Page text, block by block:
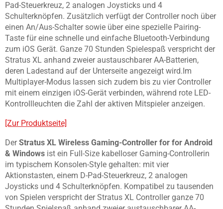
Pad-Steuerkreuz, 2 analogen Joysticks und 4
Schulterknöpfen. Zusätzlich verfügt der Controller noch über
einen An/Aus-Schalter sowie über eine spezielle Pairing-
Taste für eine schnelle und einfache Bluetooth-Verbindung
zum iOS Gerät. Ganze 70 Stunden Spielespaß verspricht der
Stratus XL anhand zweier austauschbarer AA-Batterien,
deren Ladestand auf der Unterseite angezeigt wird.Im
Multiplayer-Modus lassen sich zudem bis zu vier Controller
mit einem einzigen iOS-Gerät verbinden, während rote LED-
Kontrollleuchten die Zahl der aktiven Mitspieler anzeigen.
[Zur Produktseite]
DerStratus XL Wireless Gaming-Controller for for Android
& Windows ist ein Full-Size kabelloser Gaming-Controllerin
im typischem Konsolen-Style gehalten: mit vier
Aktionstasten, einem D-Pad-Steuerkreuz, 2 analogen
Joysticks und 4 Schulterknöpfen. Kompatibel zu tausenden
von Spielen verspricht der Stratus XL Controller ganze 70